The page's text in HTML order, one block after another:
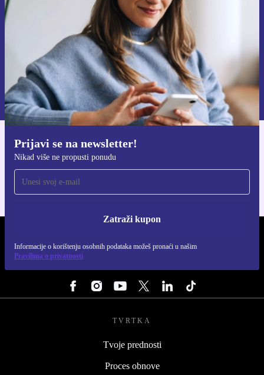
Prijavi se na newsletter!
Nikad više ne propusti ponudu
Zatraži kupon
Informacije o korištenju osobnih podataka možeš pronaći u našim
Pravilima o privatnosti
Zatraži kupon
Informacije o korištenju osobnih podataka možeš pronaći u našim
Pravilima privatnosti.
Preuzmi refurbed aplikaciju
Za iOS i Android
TVRTKA
Tvoje prednosti
Proces obnove